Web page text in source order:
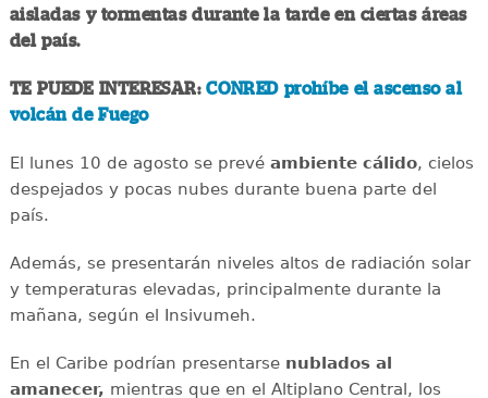
aisladas y tormentas durante la tarde en ciertas áreas
del país.
TE PUEDE INTERESAR:CONRED prohíbe el ascenso al
volcán de Fuego
El lunes 10 de agosto se prevé ambiente cálido, cielos
despejados y pocas nubes durante buena parte del
país.
Además, se presentarán niveles altos de radiación solar
y temperaturas elevadas, principalmente durante la
mañana, según el Insivumeh.
En el Caribe podrían presentarse nublados al
amanecer, mientras que en el Altiplano Central, los